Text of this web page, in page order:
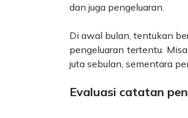
dan juga pengeluaran.
Di awal bulan, tentukan
pengeluaran tertentu.
juta sebulan, sementara
Evaluasi catatan